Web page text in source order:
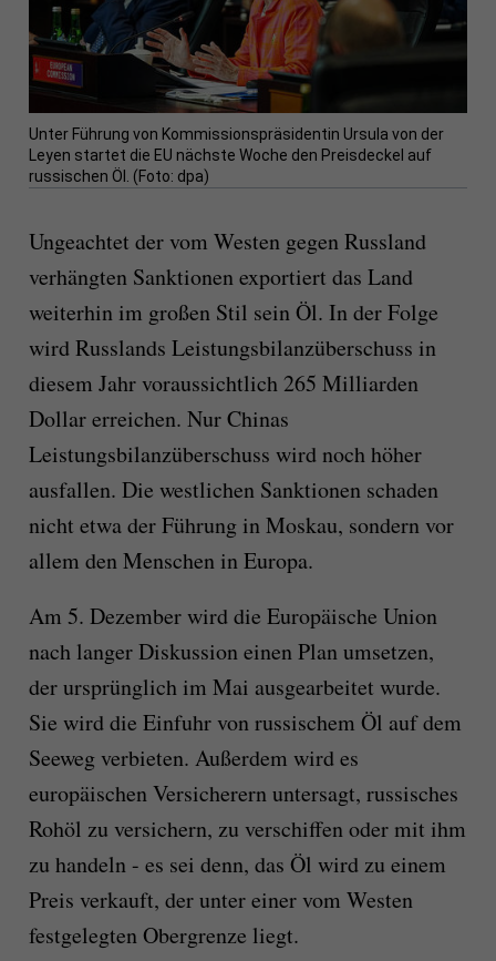
Unter Führung von Kommissionspräsidentin Ursula von der
Leyen startet die EU nächste Woche den Preisdeckel auf
russischen Öl. (Foto: dpa)
Ungeachtet der vom Westen gegen Russland
verhängten Sanktionen exportiert das Land
weiterhin im großen Stil sein Öl. In der Folge
wird Russlands Leistungsbilanzüberschuss in
diesem Jahr voraussichtlich 265 Milliarden
Dollar erreichen. Nur Chinas
Leistungsbilanzüberschuss wird noch höher
ausfallen. Die westlichen Sanktionen schaden
nicht etwa der Führung in Moskau, sondern vor
allem den Menschen in Europa.
Am 5. Dezember wird die Europäische Union
nach langer Diskussion einen Plan umsetzen,
der ursprünglich im Mai ausgearbeitet wurde.
Sie wird die Einfuhr von russischem Öl auf dem
Seeweg verbieten. Außerdem wird es
europäischen Versicherern untersagt, russisches
Rohöl zu versichern, zu verschiffen oder mit ihm
zu handeln - es sei denn, das Öl wird zu einem
Preis verkauft, der unter einer vom Westen
festgelegten Obergrenze liegt.